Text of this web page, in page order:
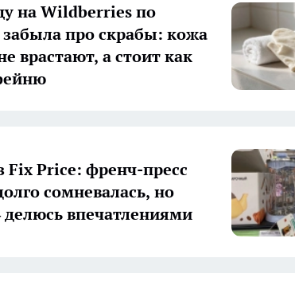
на Wildberries по
забыла про скрабы: кожа
врастают, а стоит как
Fix Price: френч-пресс
сомневалась, но
впечатлениями